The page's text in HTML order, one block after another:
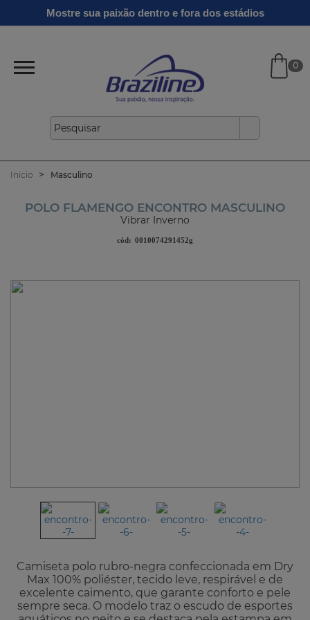
Mostre sua paixão dentro e fora dos estádios
Clássicos
Linha
Gold
Ginga
Verão
0
Inicio Masculino
POLO FLAMENGO ENCONTRO MASCULINO
Vibrar Inverno
cód: 0010074291452g
Camiseta polo rubro-negra confeccionada em Dry
Max 100% poliéster, tecido leve, respirável e de
excelente caimento, que garante conforto e pele
sempre seca. O modelo traz o escudo de esportes